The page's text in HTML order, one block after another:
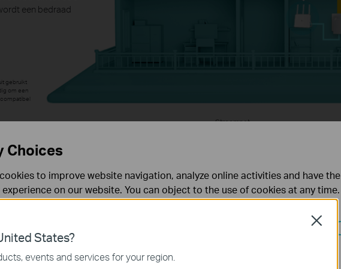
een bedraad
Stroomnet
gebruikt
om een
geen configuratie nodig
States?
events and services for your region.
Close
Choices
to improve website navigation, analyze online activities and have the
on our website. You can object to the use of cookies at any time.
in ourprivacy policy.Don’t show again
voor de werking van de website en kunnen niet worden